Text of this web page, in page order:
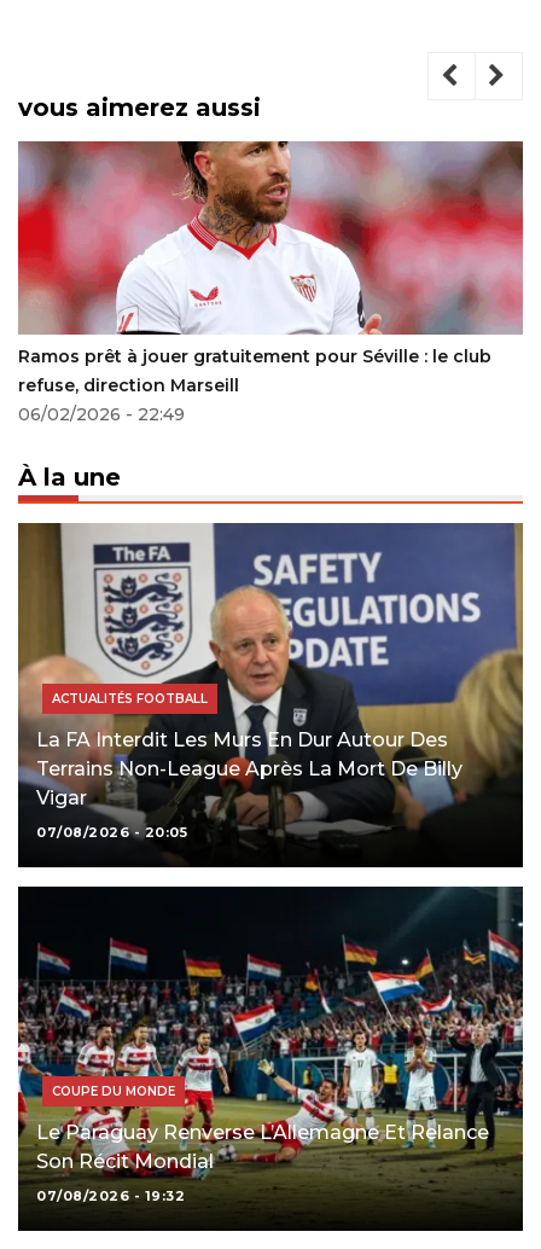
vous aimerez aussi
Ramos prêt à jouer gratuitement pour Séville : le club
refuse, direction Marseill
06/02/2026 - 22:49
À la une
ACTUALITÉS FOOTBALL
La FA Interdit Les Murs En Dur Autour Des
Terrains Non-League Après La Mort De Billy
Vigar
07/08/2026 - 20:05
COUPE DU MONDE
Le Paraguay Renverse L’Allemagne Et Relance
Son Récit Mondial
07/08/2026 - 19:32